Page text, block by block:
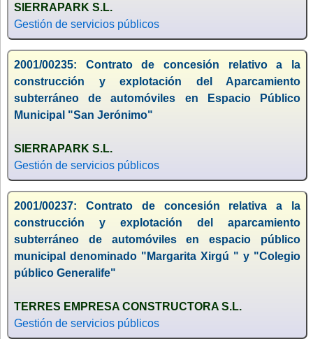
SIERRAPARK S.L.
Gestión de servicios públicos
2001/00235: Contrato de concesión relativo a la
construcción y explotación del Aparcamiento
subterráneo de automóviles en Espacio Público
Municipal "San Jerónimo"
SIERRAPARK S.L.
Gestión de servicios públicos
2001/00237: Contrato de concesión relativa a la
construcción y explotación del aparcamiento
subterráneo de automóviles en espacio público
municipal denominado "Margarita Xirgú " y "Colegio
público Generalife"
TERRES EMPRESA CONSTRUCTORA S.L.
Gestión de servicios públicos